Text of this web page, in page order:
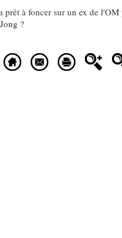
prêt à foncer sur un ex de
?